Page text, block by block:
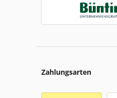
Zahlungsarten